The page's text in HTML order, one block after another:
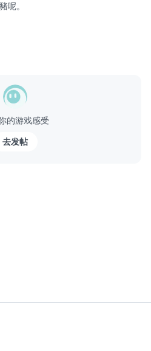
呢。
豬種！
是隨著您的技能純熟，會慢慢解鎖B
的游戏感受
去发帖